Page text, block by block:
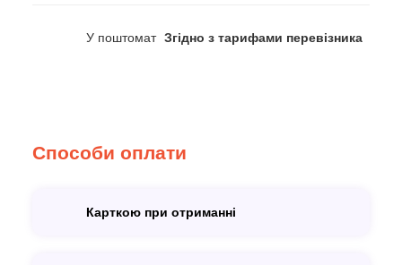
У поштомат Згідно з тарифами перевізника
Способи оплати
Карткою при отриманні